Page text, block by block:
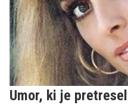
Umor, ki je